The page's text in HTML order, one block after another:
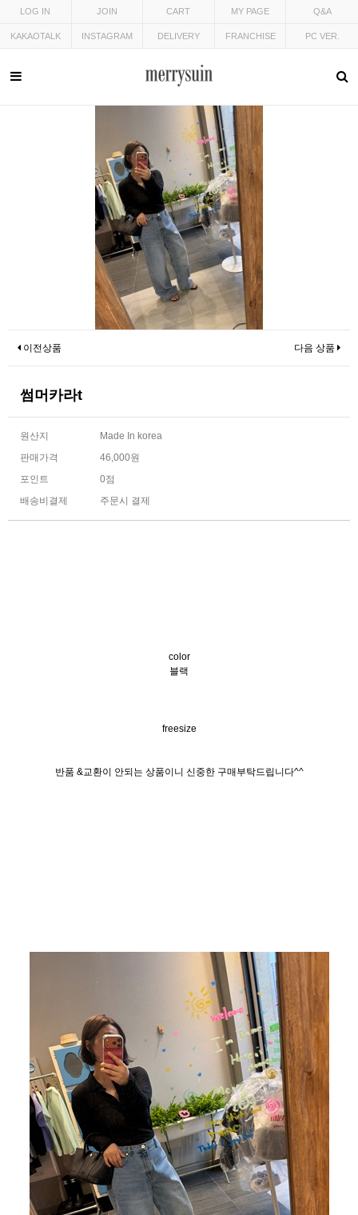
LOG IN JOIN CART MY PAGE Q&A
KAKAOTALK INSTAGRAM DELIVERY FRANCHISE PC VER.
이전상품 다음 상품
썸머카라t
원산지
Made In korea
판매가격
46,000원
포인트
0점
배송비결제
주문시 결제
color
블랙
freesize
반품 &교환이 안되는 상품이니 신중한 구매부탁드립니다^^